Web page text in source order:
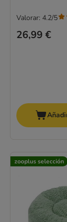
26,99 €
Valorar: 4.2/5
zooplus selección